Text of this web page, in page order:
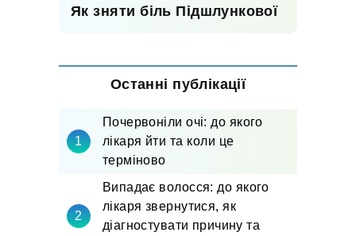
Як зняти біль Підшлункової
Останні публікації
Почервоніли очі: до якого
лікаря йти та коли це
терміново
Випадає волосся: до якого
лікаря звернутися, як
діагностувати причину та